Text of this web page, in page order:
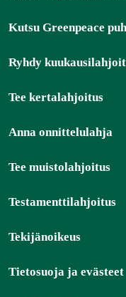
Kutsu Greenpeace
Ryhdy
Tee kertalahjoitus
Anna onnittelulahja
Tee muistolahjoitus
Testamenttilahjoitus
Tekijänoikeus
Tietosuoja ja evästeet